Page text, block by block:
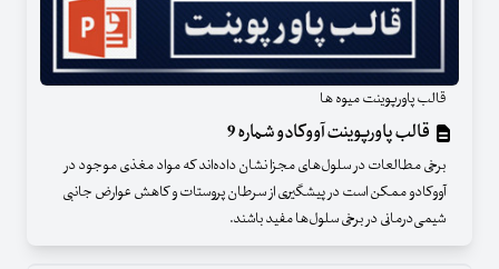
قالب پاورپوینت میوه ها
قالب پاورپوینت آووکادو شماره 9
برخی مطالعات در سلول‌های مجزا نشان داده‌اند که مواد مغذی موجود در
آووکادو ممکن است در پیشگیری از سرطان پروستات و کاهش عوارض جانبی
شیمی‌درمانی در برخی سلول‌ها مفید باشند.